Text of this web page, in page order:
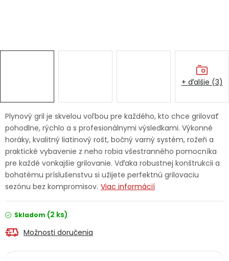
Servis náradia Hodnotenie obchodu
Doprava a platba Váš zákaznícky účet
Kontakty
PODPORA
Reklamačný formulár
Plynový gril je skvelou voľbou pre každého, kto chce grilovať
pohodlne, rýchlo a s profesionálnymi výsledkami. Výkonné
horáky, kvalitný liatinový rošt, bočný varný systém, rožeň a
praktické vybavenie z neho robia všestranného pomocníka
pre každé vonkajšie grilovanie. Vďaka robustnej konštrukcii a
bohatému príslušenstvu si užijete perfektnú grilovaciu
sezónu bez kompromisov. Viac informácií
Skladom (2 ks)
Možnosti doručenia
+ ďalšie (3)